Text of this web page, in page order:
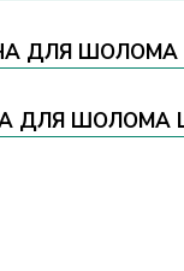
ДЛЯ ШОЛОМА
ШОЛОМА